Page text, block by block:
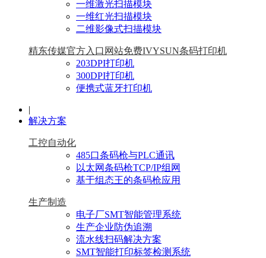
一维激光扫描模块
一维红光扫描模块
二维影像式扫描模块
精东传媒官方入口网站免费IVYSUN条码打印机
203DPI打印机
300DPI打印机
便携式蓝牙打印机
|
解决方案
工控自动化
485口条码枪与PLC通讯
以太网条码枪TCP/IP组网
基于组态王的条码枪应用
生产制造
电子厂SMT智能管理系统
生产企业防伪追溯
流水线扫码解决方案
SMT智能打印标签检测系统